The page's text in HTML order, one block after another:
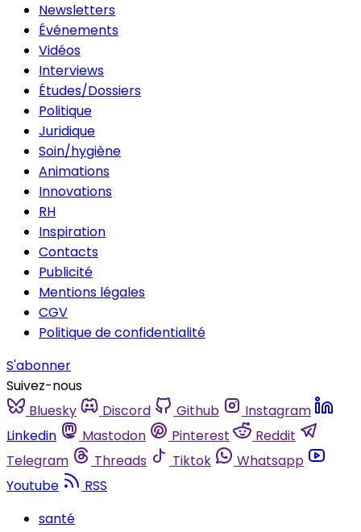
Newsletters
Événements
Vidéos
Interviews
Études/Dossiers
Politique
Juridique
Soin/hygiène
Animations
Innovations
RH
Inspiration
Contacts
Publicité
Mentions légales
CGV
Politique de confidentialité
S'abonner
Suivez-nous
Bluesky
Discord Github
Instagram
Linkedin
Mastodon Pinterest
Reddit
Telegram
Threads Tiktok
Whatsapp
Youtube
RSS
santé